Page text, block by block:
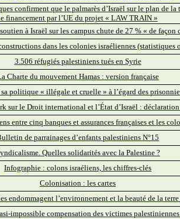
confirment que le palmarès d’Israël sur le plan de
financement par l’UE du projet « LAW TRAIN »
à Israël sur les campus chute de 27 % « de façon
dans les colonies israéliennes (statistiques
3.506 réfugiés palestiniens tués en Syrie
Charte du mouvement Hamas : version française
politique « illégale et cruelle » à l’égard des
sur le Droit international et l’État d’Israël :
entre cinq banques et assurances françaises et les
de parrainages d’enfants palestiniens N°15
Quelles solidarités avec la Palestine ?
Infographie : colons israéliens, les chiffres-clés
Colonisation : les cartes
endommagent l’environnement et la beauté de la
impossible compensation des victimes